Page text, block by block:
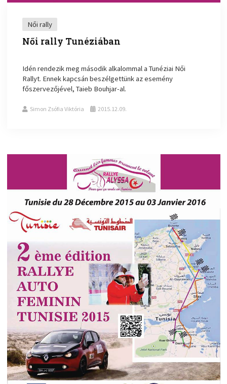
Női rally
Női rally Tunéziában
Idén rendezik meg második alkalommal a Tunéziai Női
Rallyt. Ennek kapcsán beszélgettünk az esemény
főszervezőjével, Taieb Bouhjar-al.
Simon Zsófia Viktória 2015.12.09.